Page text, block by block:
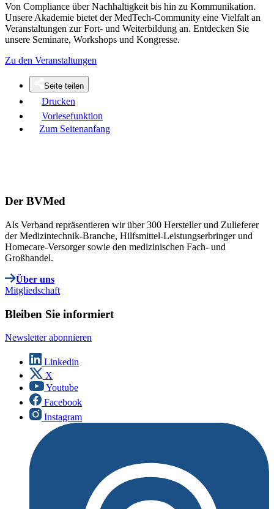
Von Compliance über Nachhaltigkeit bis hin zu Kommunikation.
Unsere Akademie bietet der MedTech-Community eine Vielfalt an
Veranstaltungen zur Fort- und Weiterbildung an. Entdecken Sie
unsere Seminare, Workshops und Kongresse.
Zu den Veranstaltungen
Seite teilen
Drucken
Vorlesefunktion
Zum Seitenanfang
Der BVMed
Als Verband repräsentieren wir über 300 Hersteller und Zulieferer
der Medizintechnik-Branche, Hilfsmittel-Leistungserbringer und
Homecare-Versorger sowie den medizinischen Fach- und
Großhandel.
Über uns
Mitgliedschaft
Bleiben Sie informiert
Newsletter abonnieren
Linkedin
X
Youtube
Facebook
Instagram